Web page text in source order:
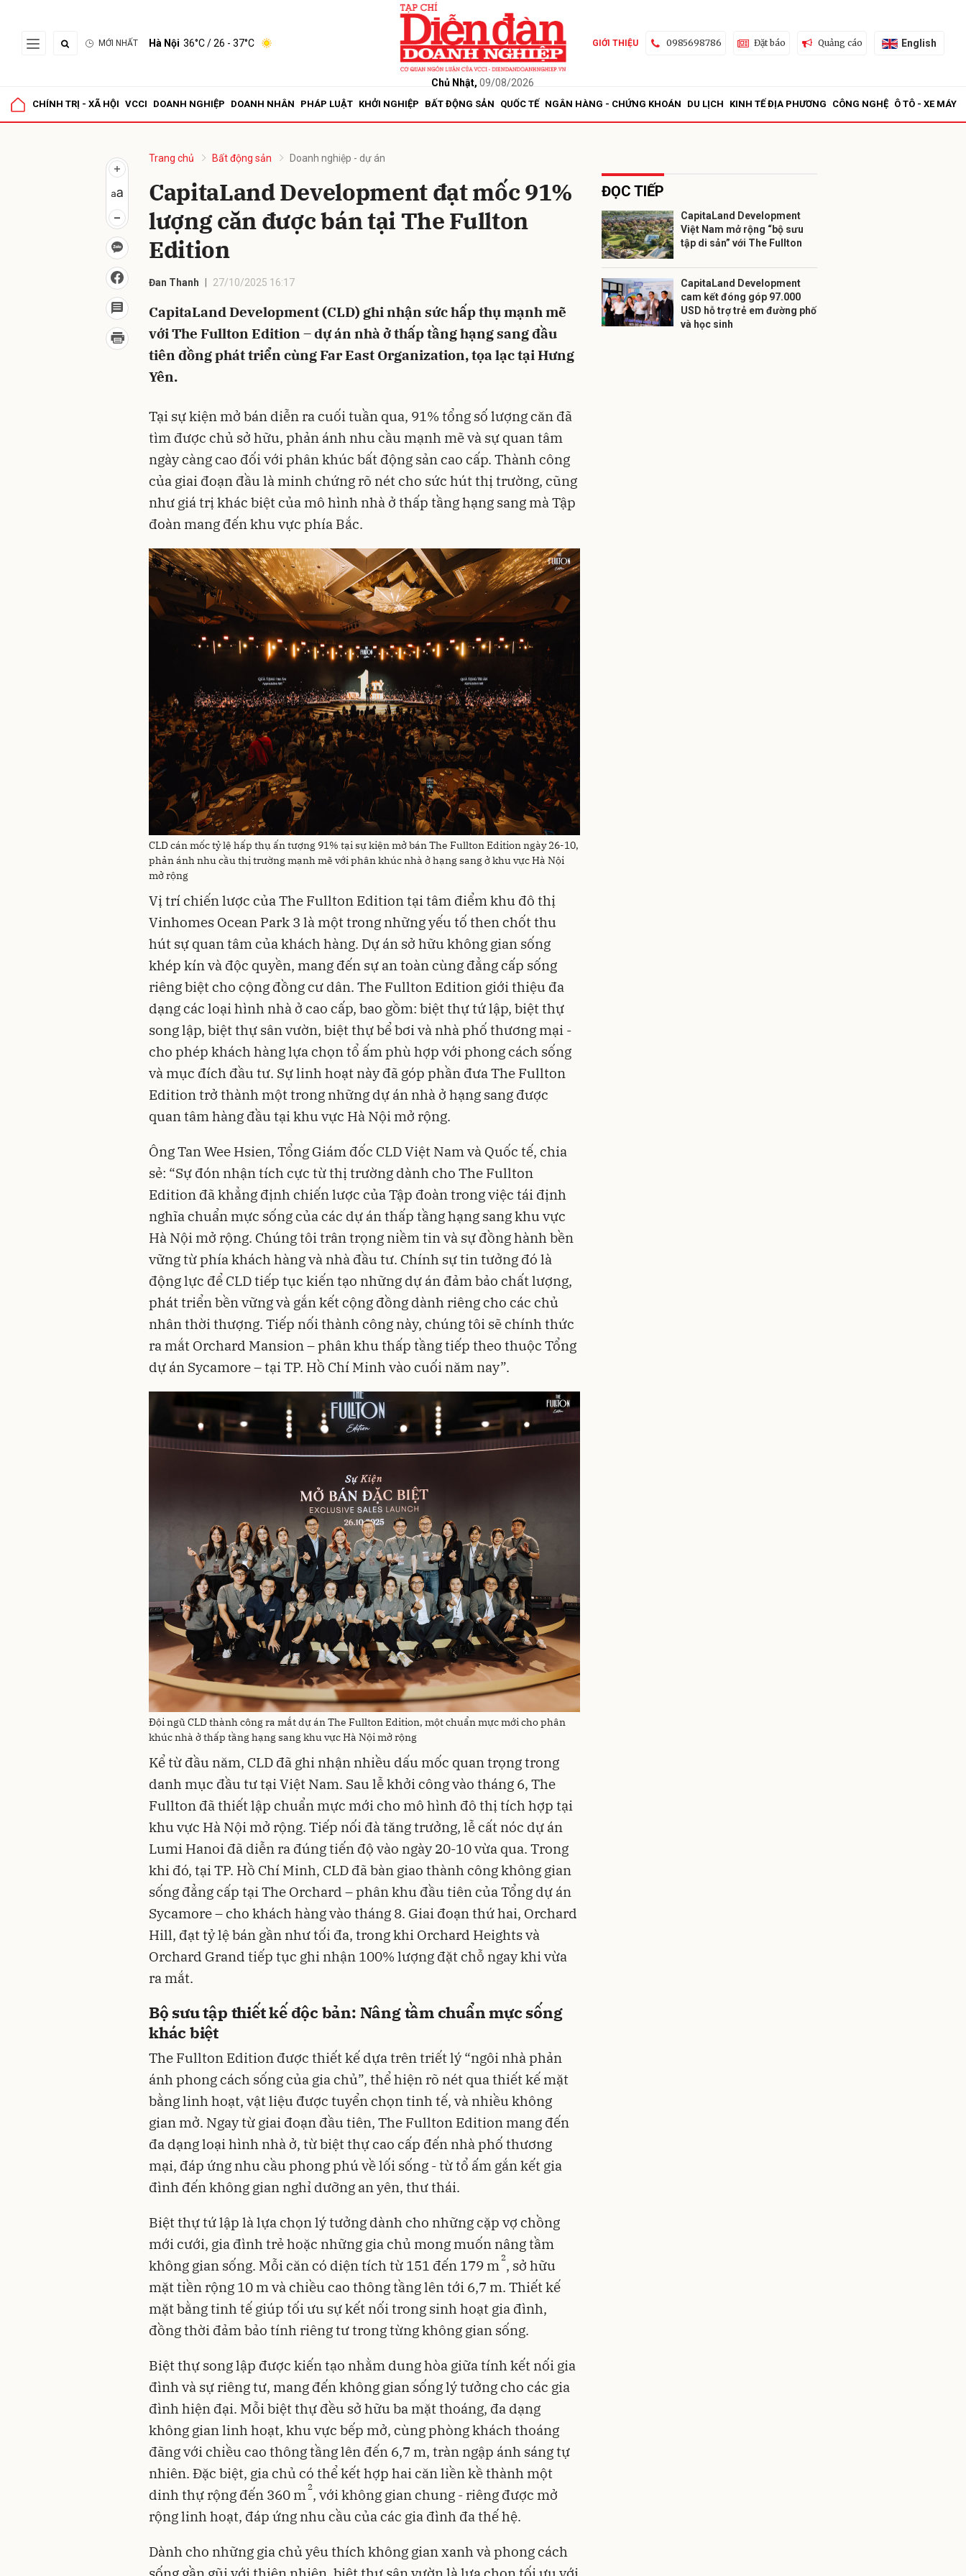
MỚI NHẤT Hà Nội 36°C/ 26 - 37°C
Chủ Nhật, 09/08/2026
GIỚI THIỆU 0985698786 Đặt báo Quảng cáo English
CHÍNH TRỊ - XÃ HỘI VCCI DOANH NGHIỆP DOANH NHÂN PHÁP LUẬT KHỞI NGHIỆP BẤT ĐỘNG SẢN QUỐC TẾ NGÂN HÀNG - CHỨNG KHOÁN DU LỊCH KINH TẾ ĐỊA PHƯƠNG CÔNG NGHỆ Ô TÔ - XE MÁY
Trang chủ Bất động sản Doanh nghiệp - dự án
CapitaLand Development đạt mốc 91%
lượng căn được bán tại The Fullton
Edition
Đan Thanh 27/10/2025 16:17
CapitaLand Development (CLD) ghi nhận sức hấp thụ mạnh mẽ
với The Fullton Edition – dự án nhà ở thấp tầng hạng sang đầu
tiên đồng phát triển cùng Far East Organization, tọa lạc tại Hưng
Yên.
Tại sự kiện mở bán diễn ra cuối tuần qua, 91% tổng số lượng căn đã
tìm được chủ sở hữu, phản ánh nhu cầu mạnh mẽ và sự quan tâm
ngày càng cao đối với phân khúc bất động sản cao cấp. Thành công
của giai đoạn đầu là minh chứng rõ nét cho sức hút thị trường, cũng
như giá trị khác biệt của mô hình nhà ở thấp tầng hạng sang mà Tập
đoàn mang đến khu vực phía Bắc.
CLD cán mốc tỷ lệ hấp thụ ấn tượng 91% tại sự kiện mở bán The Fullton Edition ngày 26-10,
phản ánh nhu cầu thị trường mạnh mẽ với phân khúc nhà ở hạng sang ở khu vực Hà Nội
mở rộng
Vị trí chiến lược của The Fullton Edition tại tâm điểm khu đô thị
Vinhomes Ocean Park 3 là một trong những yếu tố then chốt thu
hút sự quan tâm của khách hàng. Dự án sở hữu không gian sống
khép kín và độc quyền, mang đến sự an toàn cùng đẳng cấp sống
riêng biệt cho cộng đồng cư dân. The Fullton Edition giới thiệu đa
dạng các loại hình nhà ở cao cấp, bao gồm: biệt thự tứ lập, biệt thự
song lập, biệt thự sân vườn, biệt thự bể bơi và nhà phố thương mại -
cho phép khách hàng lựa chọn tổ ấm phù hợp với phong cách sống
và mục đích đầu tư. Sự linh hoạt này đã góp phần đưa The Fullton
Edition trở thành một trong những dự án nhà ở hạng sang được
quan tâm hàng đầu tại khu vực Hà Nội mở rộng.
Ông Tan Wee Hsien, Tổng Giám đốc CLD Việt Nam và Quốc tế, chia
sẻ: “Sự đón nhận tích cực từ thị trường dành cho The Fullton
Edition đã khẳng định chiến lược của Tập đoàn trong việc tái định
nghĩa chuẩn mực sống của các dự án thấp tầng hạng sang khu vực
Hà Nội mở rộng. Chúng tôi trân trọng niềm tin và sự đồng hành bền
vững từ phía khách hàng và nhà đầu tư. Chính sự tin tưởng đó là
động lực để CLD tiếp tục kiến tạo những dự án đảm bảo chất lượng,
phát triển bền vững và gắn kết cộng đồng dành riêng cho các chủ
nhân thời thượng. Tiếp nối thành công này, chúng tôi sẽ chính thức
ra mắt Orchard Mansion – phân khu thấp tầng tiếp theo thuộc Tổng
dự án Sycamore – tại TP. Hồ Chí Minh vào cuối năm nay”.
Đội ngũ CLD thành công ra mắt dự án The Fullton Edition, một chuẩn mực mới cho phân
khúc nhà ở thấp tầng hạng sang khu vực Hà Nội mở rộng
Kể từ đầu năm, CLD đã ghi nhận nhiều dấu mốc quan trọng trong
danh mục đầu tư tại Việt Nam. Sau lễ khởi công vào tháng 6, The
Fullton đã thiết lập chuẩn mực mới cho mô hình đô thị tích hợp tại
khu vực Hà Nội mở rộng. Tiếp nối đà tăng trưởng, lễ cất nóc dự án
Lumi Hanoi đã diễn ra đúng tiến độ vào ngày 20-10 vừa qua. Trong
khi đó, tại TP. Hồ Chí Minh, CLD đã bàn giao thành công không gian
sống đẳng cấp tại The Orchard – phân khu đầu tiên của Tổng dự án
Sycamore – cho khách hàng vào tháng 8. Giai đoạn thứ hai, Orchard
Hill, đạt tỷ lệ bán gần như tối đa, trong khi Orchard Heights và
Orchard Grand tiếp tục ghi nhận 100% lượng đặt chỗ ngay khi vừa
ra mắt.
Bộ sưu tập thiết kế độc bản: Nâng tầm chuẩn mực sống
khác biệt
The Fullton Edition được thiết kế dựa trên triết lý “ngôi nhà phản
ánh phong cách sống của gia chủ”, thể hiện rõ nét qua thiết kế mặt
bằng linh hoạt, vật liệu được tuyển chọn tinh tế, và nhiều không
gian mở. Ngay từ giai đoạn đầu tiên, The Fullton Edition mang đến
đa dạng loại hình nhà ở, từ biệt thự cao cấp đến nhà phố thương
mại, đáp ứng nhu cầu phong phú về lối sống - từ tổ ấm gắn kết gia
đình đến không gian nghỉ dưỡng an yên, thư thái.
Biệt thự tứ lập là lựa chọn lý tưởng dành cho những cặp vợ chồng
mới cưới, gia đình trẻ hoặc những gia chủ mong muốn nâng tầm
không gian sống. Mỗi căn có diện tích từ 151 đến 179 m 2, sở hữu
mặt tiền rộng 10 m và chiều cao thông tầng lên tới 6,7 m. Thiết kế
mặt bằng tinh tế giúp tối ưu sự kết nối trong sinh hoạt gia đình,
đồng thời đảm bảo tính riêng tư trong từng không gian sống.
Biệt thự song lập được kiến tạo nhằm dung hòa giữa tính kết nối gia
đình và sự riêng tư, mang đến không gian sống lý tưởng cho các gia
đình hiện đại. Mỗi biệt thự đều sở hữu ba mặt thoáng, đa dạng
không gian linh hoạt, khu vực bếp mở, cùng phòng khách thoáng
đãng với chiều cao thông tầng lên đến 6,7 m, tràn ngập ánh sáng tự
nhiên. Đặc biệt, gia chủ có thể kết hợp hai căn liền kề thành một
dinh thự rộng đến 360 m 2, với không gian chung - riêng được mở
rộng linh hoạt, đáp ứng nhu cầu của các gia đình đa thế hệ.
Dành cho những gia chủ yêu thích không gian xanh và phong cách
ĐỌC TIẾP
CapitaLand Development
Việt Nam mở rộng “bộ sưu
tập di sản” với The Fullton
CapitaLand Development
cam kết đóng góp 97.000
USD hỗ trợ trẻ em đường phố
và học sinh
Gửi